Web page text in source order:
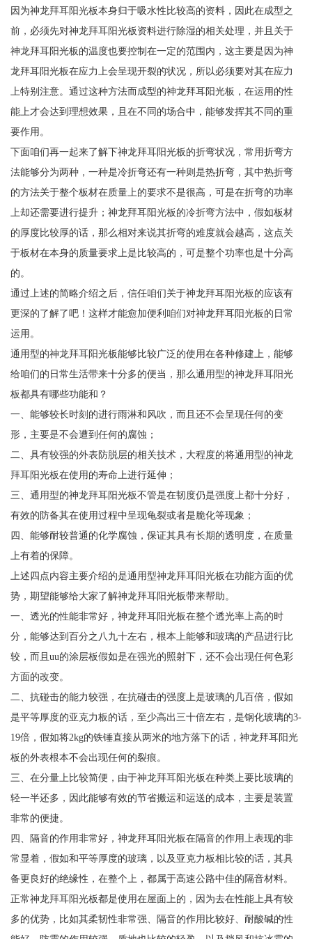
因为神龙拜耳阳光板本身归于吸水性比较高的资料，因此在成型之
前，必须先对神龙拜耳阳光板资料进行除湿的相关处理，并且关于
神龙拜耳阳光板的温度也要控制在一定的范围内，这主要是因为神
龙拜耳阳光板在应力上会呈现开裂的状况，所以必须要对其在应力
上特别注意。通过这种方法而成型的神龙拜耳阳光板，在运用的性
能上才会达到理想效果，且在不同的场合中，能够发挥其不同的重
要作用。
下面咱们再一起来了解下神龙拜耳阳光板的折弯状况，常用折弯方
法能够分为两种，一种是冷折弯还有一种则是热折弯，其中热折弯
的方法关于整个板材在质量上的要求不是很高，可是在折弯的功率
上却还需要进行提升；神龙拜耳阳光板的冷折弯方法中，假如板材
的厚度比较厚的话，那么相对来说其折弯的难度就会越高，这点关
于板材在本身的质量要求上是比较高的，可是整个功率也是十分高
的。
通过上述的简略介绍之后，信任咱们关于神龙拜耳阳光板的应该有
更深的了解了吧！这样才能愈加便利咱们对神龙拜耳阳光板的日常
运用。
通用型的神龙拜耳阳光板能够比较广泛的使用在各种修建上，能够
给咱们的日常生活带来十分多的便当，那么通用型的神龙拜耳阳光
板都具有哪些功能和？
一、能够较长时刻的进行雨淋和风吹，而且还不会呈现任何的变
形，主要是不会遭到任何的腐蚀；
二、具有较强的外表防脱层的相关技术，大程度的将通用型的神龙
拜耳阳光板在使用的寿命上进行延伸；
三、通用型的神龙拜耳阳光板不管是在韧度仍是强度上都十分好，
有效的防备其在使用过程中呈现龟裂或者是脆化等现象；
四、能够耐较普通的化学腐蚀，保证其具有长期的透明度，在质量
上有着的保障。
上述四点内容主要介绍的是通用型神龙拜耳阳光板在功能方面的优
势，期望能够给大家了解神龙拜耳阳光板带来帮助。
一、透光的性能非常好，神龙拜耳阳光板在整个透光率上高的时
分，能够达到百分之八九十左右，根本上能够和玻璃的产品进行比
较，而且uu的涂层板假如是在强光的照射下，还不会出现任何色彩
方面的改变。
二、抗碰击的能力较强，在抗碰击的强度上是玻璃的几百倍，假如
是平等厚度的亚克力板的话，至少高出三十倍左右，是钢化玻璃的3-
19倍，假如将2kg的铁锤直接从两米的地方落下的话，神龙拜耳阳光
板的外表根本不会出现任何的裂痕。
三、在分量上比较简便，由于神龙拜耳阳光板在种类上要比玻璃的
轻一半还多，因此能够有效的节省搬运和运送的成本，主要是装置
非常的便捷。
四、隔音的作用非常好，神龙拜耳阳光板在隔音的作用上表现的非
常显着，假如和平等厚度的玻璃，以及亚克力板相比较的话，其具
备更良好的绝缘性，在整个上，都属于高速公路中佳的隔音材料。
正常神龙拜耳阳光板都是使用在屋面上的，因为去在性能上具有较
多的优势，比如其柔韧性非常强、隔音的作用比较好、耐酸碱的性